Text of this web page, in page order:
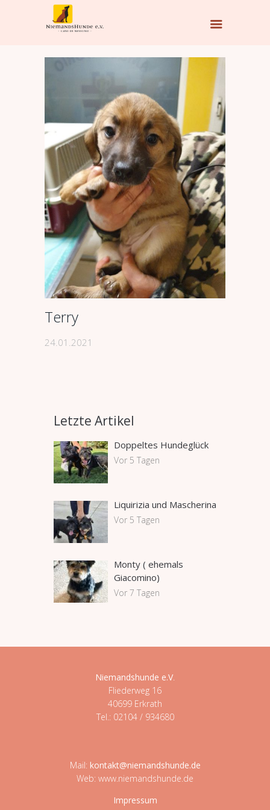
Terry
24.01.2021
Letzte Artikel
Doppeltes Hundeglück
Vor 5 Tagen
Liquirizia und Mascherina
Vor 5 Tagen
Monty ( ehemals
Giacomino)
Vor 7 Tagen
Niemandshunde e.V.
Fliederweg 16
40699 Erkrath
Tel.: 02104 / 934680
Mail: kontakt@niemandshunde.de
Web: www.niemandshunde.de
Impressum